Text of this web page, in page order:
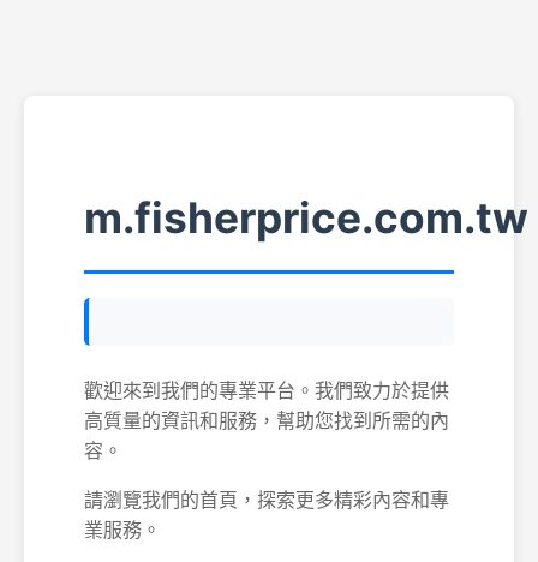
m.fisherprice.com.tw
歡迎來到我們的專業平台。我們致力於提供
高質量的資訊和服務，幫助您找到所需的內
容。
請瀏覽我們的首頁，探索更多精彩內容和專
業服務。